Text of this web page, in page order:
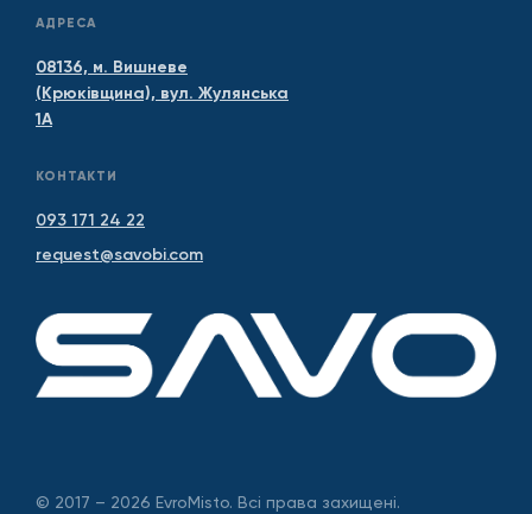
АДРЕСА
08136, м. Вишневе
(Крюківщина), вул. Жулянська
1А
КОНТАКТИ
093 171 24 22
request@savobi.com
© 2017 – 2026 EvroMisto. Всі права захищені.